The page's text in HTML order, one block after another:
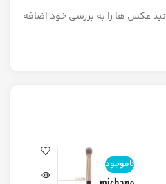
عکس ها را به بررسی خود اضافه
ناموجود